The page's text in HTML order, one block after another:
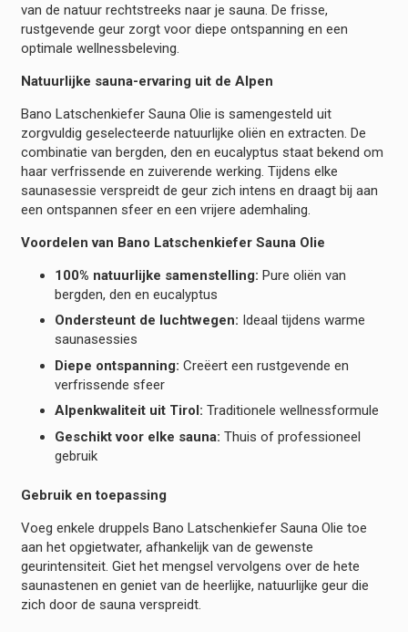
van de natuur rechtstreeks naar je sauna. De frisse,
rustgevende geur zorgt voor diepe ontspanning en een
optimale wellnessbeleving.
Natuurlijke sauna-ervaring uit de Alpen
Bano Latschenkiefer Sauna Olie is samengesteld uit
zorgvuldig geselecteerde natuurlijke oliën en extracten. De
combinatie van bergden, den en eucalyptus staat bekend om
haar verfrissende en zuiverende werking. Tijdens elke
saunasessie verspreidt de geur zich intens en draagt bij aan
een ontspannen sfeer en een vrijere ademhaling.
Voordelen van Bano Latschenkiefer Sauna Olie
100% natuurlijke samenstelling: Pure oliën van
bergden, den en eucalyptus
Ondersteunt de luchtwegen: Ideaal tijdens warme
saunasessies
Diepe ontspanning: Creëert een rustgevende en
verfrissende sfeer
Alpenkwaliteit uit Tirol: Traditionele wellnessformule
Geschikt voor elke sauna: Thuis of professioneel
gebruik
Gebruik en toepassing
Voeg enkele druppels Bano Latschenkiefer Sauna Olie toe
aan het opgietwater, afhankelijk van de gewenste
geurintensiteit. Giet het mengsel vervolgens over de hete
saunastenen en geniet van de heerlijke, natuurlijke geur die
zich door de sauna verspreidt.